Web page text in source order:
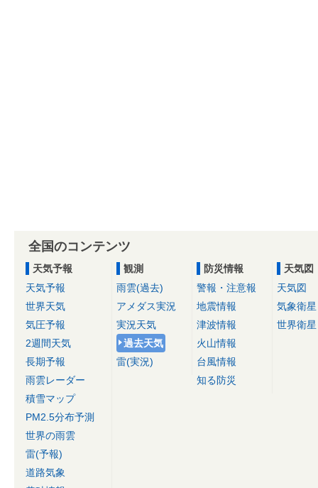
全国のコンテンツ
天気予報
天気予報
世界天気
気圧予報
2週間天気
長期予報
雨雲レーダー
積雪マップ
PM2.5分布予測
世界の雨雲
雷(予報)
道路気象
観測
雨雲(過去)
アメダス実況
実況天気
過去天気
雷(実況)
防災情報
警報・注意報
地震情報
津波情報
火山情報
台風情報
知る防災
天気図
天気図
気象衛星
世界衛星